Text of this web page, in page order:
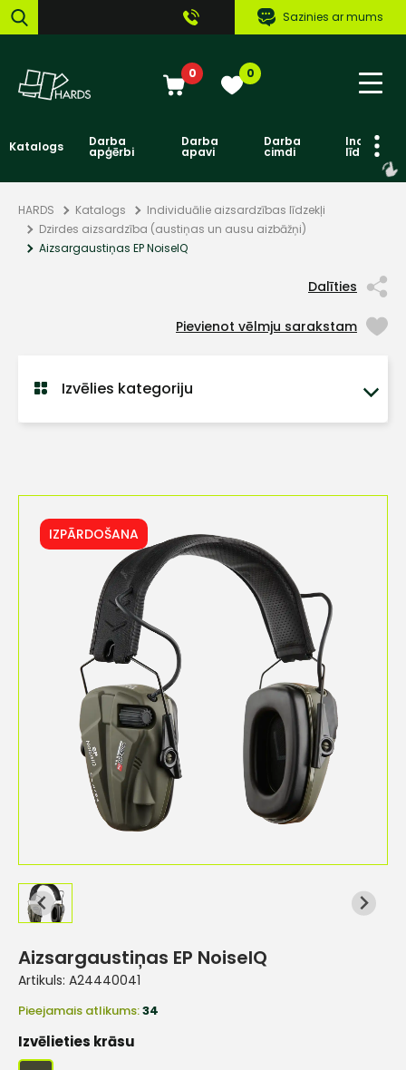
Sazinies ar mums
0 0
Katalogs Darba
apģērbi
Darba
apavi
Darba
cimdi līdzekļi
HARDS Katalogs
Individuālie aizsardzības līdzekļi
Dzirdes aizsardzība (austiņas un ausu aizbāžņi)
Aizsargaustiņas EP NoiseIQ
Dalīties
Pievienot vēlmju sarakstam
Izvēlies kategoriju
IZPĀRDOŠANA
Aizsargaustiņas EP NoiseIQ
Artikuls: A24440041
Pieejamais atlikums:34
Izvēlieties krāsu